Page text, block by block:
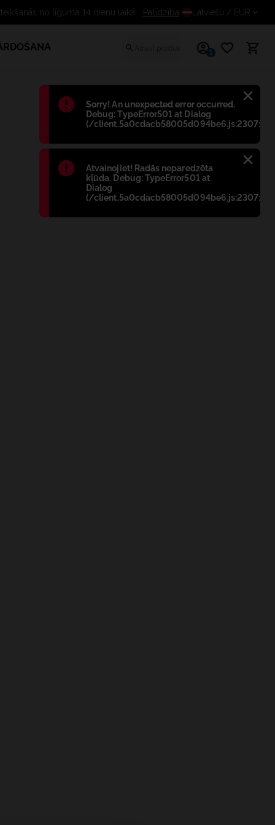
Błąd:
Sorry! An unexpected error occurred.
Debug: TypeError501 at Dialog
(/
Błąd:
Atvainojiet! Radās neparedzēta
kļūda. Debug: TypeError501 at
Dialog
(/
atteikšanās no līguma 14 dienu laikā
Palīdzība Latviešu / EUR
1